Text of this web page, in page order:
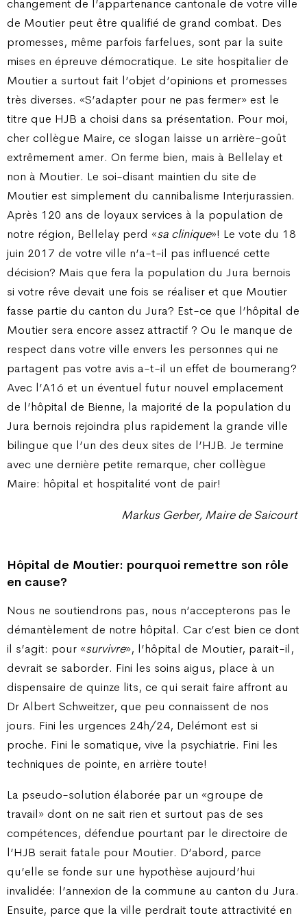
changement de l’appartenance cantonale de votre ville
de Moutier peut être qualifié de grand combat. Des
promesses, même parfois farfelues, sont par la suite
mises en épreuve démocratique. Le site hospitalier de
Moutier a surtout fait l’objet d’opinions et promesses
très diverses. «S’adapter pour ne pas fermer» est le
titre que HJB a choisi dans sa présentation. Pour moi,
cher collègue Maire, ce slogan laisse un arrière-goût
extrêmement amer. On ferme bien, mais à Bellelay et
non à Moutier. Le soi-disant maintien du site de
Moutier est simplement du cannibalisme Interjurassien.
Après 120 ans de loyaux services à la population de
notre région, Bellelay perd «sa clinique»! Le vote du 18
juin 2017 de votre ville n’a-t-il pas influencé cette
décision? Mais que fera la population du Jura bernois
si votre rêve devait une fois se réaliser et que Moutier
fasse partie du canton du Jura? Est-ce que l’hôpital de
Moutier sera encore assez attractif ? Ou le manque de
respect dans votre ville envers les personnes qui ne
partagent pas votre avis a-t-il un effet de boumerang?
Avec l’A16 et un éventuel futur nouvel emplacement
de l’hôpital de Bienne, la majorité de la population du
Jura bernois rejoindra plus rapidement la grande ville
bilingue que l’un des deux sites de l’HJB. Je termine
avec une dernière petite remarque, cher collègue
Maire: hôpital et hospitalité vont de pair!
Markus Gerber, Maire de Saicourt
Hôpital de Moutier: pourquoi remettre son rôle
en cause?
Nous ne soutiendrons pas, nous n’accepterons pas le
démantèlement de notre hôpital. Car c’est bien ce dont
il s’agit: pour «survivre», l’hôpital de Moutier, parait-il,
devrait se saborder. Fini les soins aigus, place à un
dispensaire de quinze lits, ce qui serait faire affront au
Dr Albert Schweitzer, que peu connaissent de nos
jours. Fini les urgences 24h/24, Delémont est si
proche. Fini le somatique, vive la psychiatrie. Fini les
techniques de pointe, en arrière toute!
La pseudo-solution élaborée par un «groupe de
travail» dont on ne sait rien et surtout pas de ses
compétences, défendue pourtant par le directoire de
l’HJB serait fatale pour Moutier. D’abord, parce
qu’elle se fonde sur une hypothèse aujourd’hui
invalidée: l’annexion de la commune au canton du Jura.
Ensuite, parce que la ville perdrait toute attractivité en